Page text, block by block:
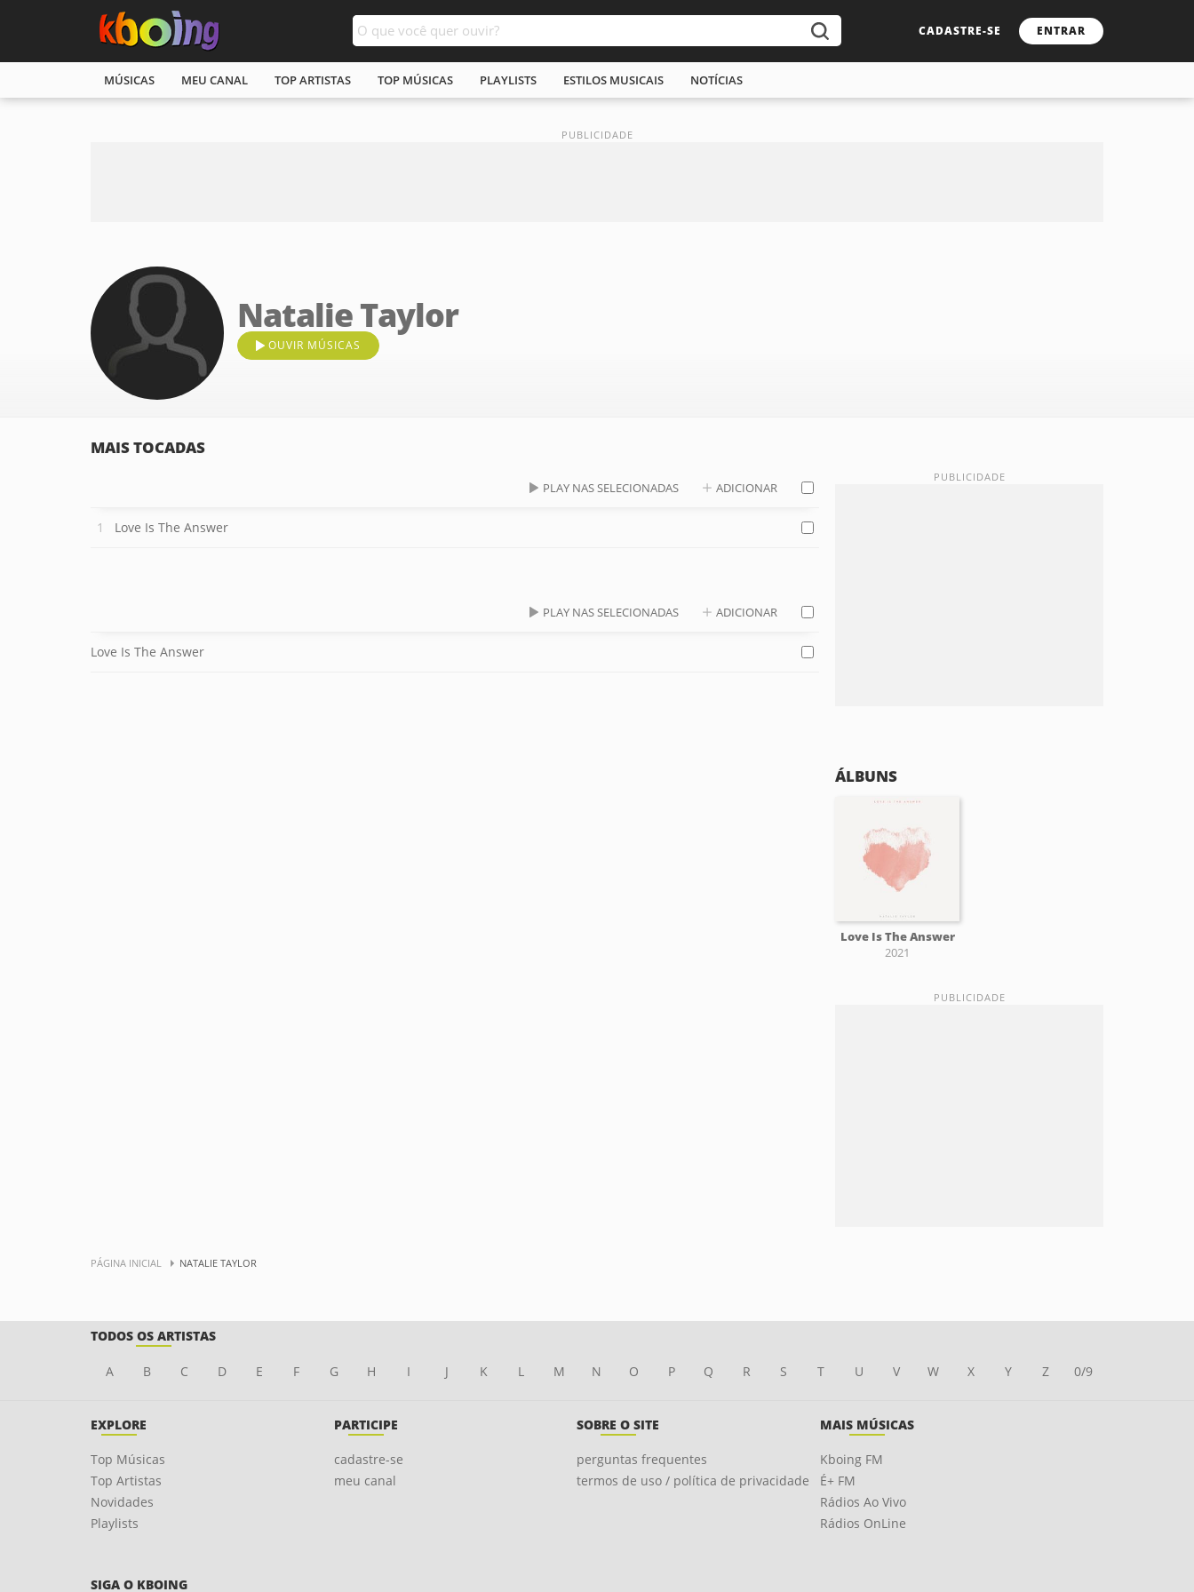
CADASTRE-SE ENTRAR
MÚSICAS MEU CANAL TOP ARTISTAS TOP MÚSICAS PLAYLISTS ESTILOS MUSICAIS NOTÍCIAS
Natalie Taylor
OUVIR MÚSICAS
MAIS TOCADAS
PLAY NAS SELECIONADAS ADICIONAR
Love Is The Answer
PLAY NAS SELECIONADAS ADICIONAR
Love Is The Answer
ÁLBUNS
Love Is The Answer
2021
PÁGINA INICIAL NATALIE TAYLOR
TODOS OS ARTISTAS
A B C D E F G H I J K L M N O P Q R S T U V W X Y Z 0/9
EXPLORE
Top Músicas
Top Artistas
Novidades
Playlists
PARTICIPE
cadastre-se
meu canal
SOBRE O SITE
perguntas frequentes
termos de uso / política de privacidade
MAIS MÚSICAS
Kboing FM
É+ FM
Rádios Ao Vivo
Rádios OnLine
SIGA O KBOING